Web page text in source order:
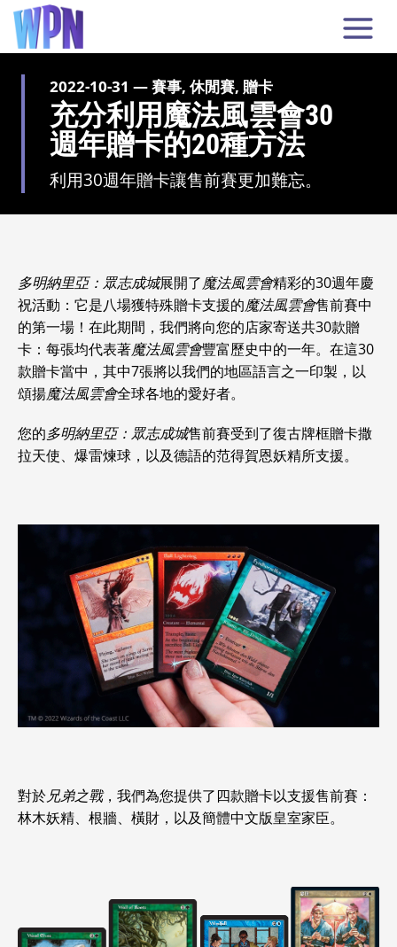
2022-10-31 — 賽事, 休閒賽, 贈卡
充分利用魔法風雲會30
週年贈卡的20種方法
利用30週年贈卡讓售前賽更加難忘。
多明納里亞：眾志成城展開了魔法風雲會精彩的30週年慶
祝活動：它是八場獲特殊贈卡支援的魔法風雲會售前賽中
的第一場！在此期間，我們將向您的店家寄送共30款贈
卡：每張均代表著魔法風雲會豐富歷史中的一年。在這30
款贈卡當中，其中7張將以我們的地區語言之一印製，以
頌揚魔法風雲會全球各地的愛好者。
您的多明納里亞：眾志成城售前賽受到了復古牌框贈卡撒
拉天使、爆雷煉球，以及德語的范得賀恩妖精所支援。
對於兄弟之戰，我們為您提供了四款贈卡以支援售前賽：
林木妖精、根牆、橫財，以及簡體中文版皇室家臣。